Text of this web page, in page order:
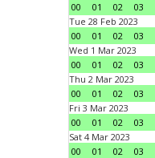
00
01 02
03
Tue 28 Feb 2023
00
01 02
03
Wed 1 Mar 2023
00
01 02
03
Thu 2 Mar 2023
00
01 02
03
Fri 3 Mar 2023
00
01 02
03
Sat 4 Mar 2023
00
01 02
03